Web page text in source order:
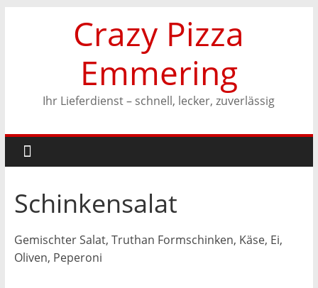
Crazy Pizza
Emmering
Ihr Lieferdienst – schnell, lecker, zuverlässig
Schinkensalat
Gemischter Salat, Truthan Formschinken, Käse, Ei,
Oliven, Peperoni